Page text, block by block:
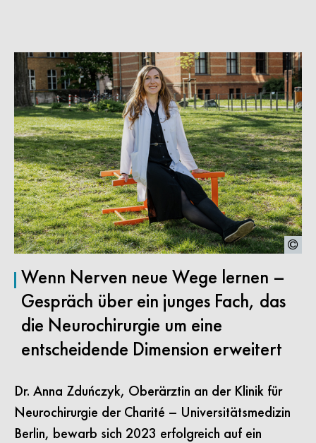
Wenn Nerven neue Wege lernen –
Gespräch über ein junges Fach, das
die Neurochirurgie um eine
entscheidende Dimension erweitert
Dr. Anna Zduńczyk, Oberärztin an der Klinik für
Neurochirurgie der Charité – Universitätsmedizin
Berlin, bewarb sich 2023 erfolgreich auf ein